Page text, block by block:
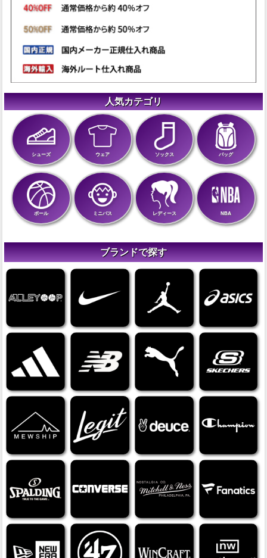
人気カテゴリ
シューズ ウェア ソックス バッグ
ボール ミニバス レディース NBA
ブランドで探す